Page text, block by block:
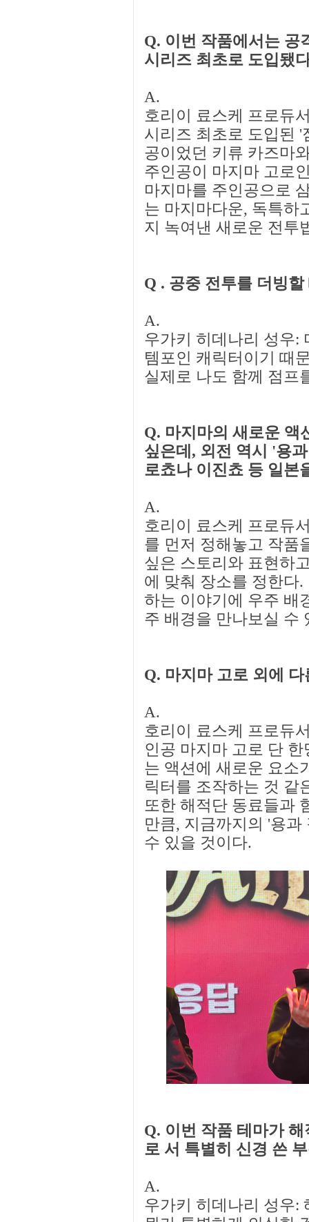
Q. 이번 작품에서는 공
시리즈 최초로 도입됐
A.
호리이 료스케 프로듀
시리즈 최초로 도입된
공이었던 키류 카즈마
주인공이 마지마 고로
마지마를 주인공으로
는 마지마다운, 독특하
지 녹여낸 새로운 전투
Q . 공중 전투를 더빙
A.
우가키 히데나리 성우:
템포인 캐릭터이기 때
실제로 나도 함께 점프
Q. 마지마의 새로운 액
싶은데, 외전 역시 '용
로쵸나 이진쵸 등 일본
A.
호리이 료스케 프로듀
를 먼저 정해놓고 작품
싶은 스토리와 표현하
에 맞춰 장소를 정한다
하는 이야기에 우주 배
주 배경을 만나보실 수
Q. 마지마 고로 외에
A.
호리이 료스케 프로듀
인공 마지마 고로 단
는 액션에 새로운 요소
릭터를 조작하는 것 같
또한 해적단 동료들과
만큼, 지금까지의 '용
수 있을 것이다.
Q. 이번 작품 테마가
로 서 특별히 신경 쓴
A.
우가키 히데나리 성우: